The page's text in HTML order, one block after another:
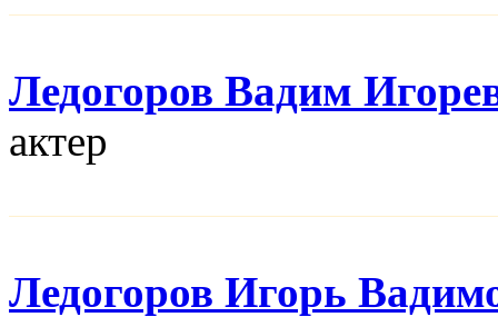
Ледогоров Вадим
актер
Ледогоров Игорь